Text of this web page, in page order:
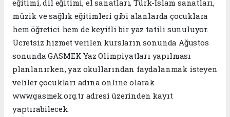
eğitimi, dil eğitimi, el sanatları, Türk-İslam sanatları,
müzik ve sağlık eğitimleri gibi alanlarda çocuklara
hem öğretici hem de keyifli bir yaz tatili sunuluyor.
Ücretsiz hizmet verilen kursların sonunda Ağustos
sonunda GASMEK Yaz Olimpiyatları yapılması
planlanırken, yaz okullarından faydalanmak isteyen
veliler çocukları adına online olarak
www.gasmek.org.tr adresi üzerinden kayıt
yaptırabilecek.